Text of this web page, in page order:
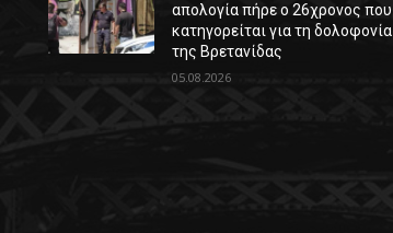
απολογία πήρε ο 26χρονος που
κατηγορείται για τη δολοφονία
της Βρετανίδας
05.08.2026